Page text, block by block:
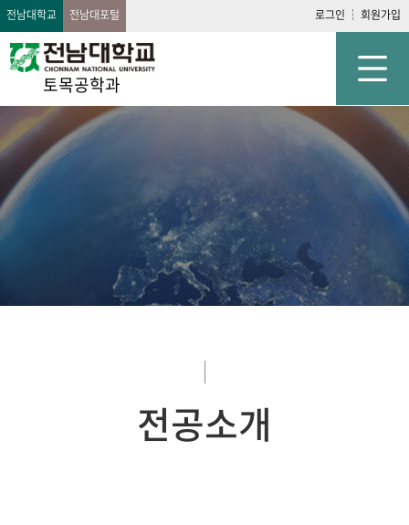
전남대학교 전남대포털 로그인 회원가입
토목공학과
전공소개